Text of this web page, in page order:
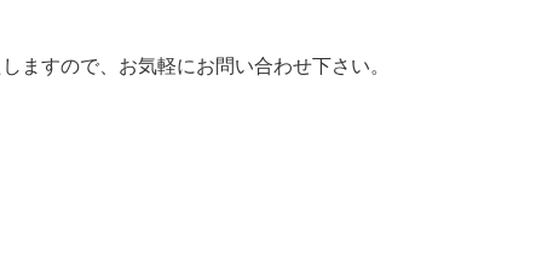
ますので、お気軽にお問い合わせ下さい。